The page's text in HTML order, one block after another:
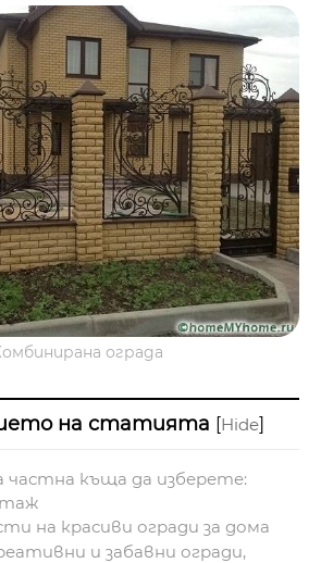
ограда
на статията [Hide]
частна къща да изберете:
на красиви огради за дома
и забавни огради,